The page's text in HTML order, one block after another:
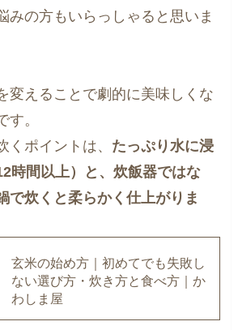
みの方もいらっしゃると思いま
変えることで劇的に美味しくな
す。
くポイントは、 たっぷり水に浸
時間以上）と、炊飯器ではな
で炊くと柔らかく仕上がりま
玄米の始め方｜初めてでも失敗し
ない選び方・炊き方と食べ方｜か
わしま屋